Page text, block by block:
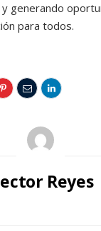
generando
para todos.
Reyes